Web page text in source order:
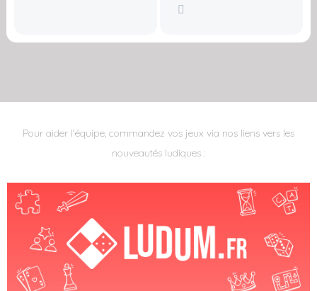
Pour aider l'équipe, commandez vos jeux via nos liens vers les
nouveautés ludiques :